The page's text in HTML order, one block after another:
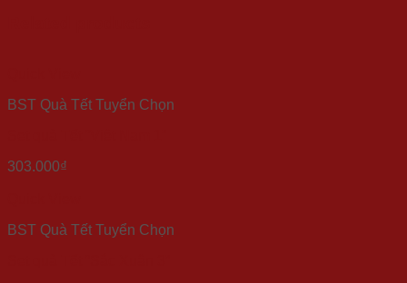
BST Quà Tết Tuyển Chọn
303.000₫
BST Quà Tết Tuyển Chọn